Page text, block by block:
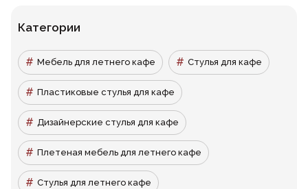
Категории
Мебель для летнего кафе Стулья для кафе
Пластиковые стулья для кафе
Дизайнерские стулья для кафе
Плетеная мебель для летнего кафе
Стулья для летнего кафе